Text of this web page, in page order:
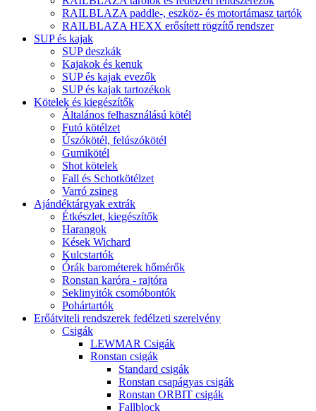
RAILBLAZA paddle-, eszköz- és motortámasz tartók
RAILBLAZA HEXX erősített rögzítő rendszer
SUP és kajak
SUP deszkák
Kajakok és kenuk
SUP és kajak evezők
SUP és kajak tartozékok
Kötelek és kiegészítők
Általános felhasználású kötél
Futó kötélzet
Úszókötél, felúszókötél
Gumikötél
Shot kötelek
Fall és Schotkötélzet
Varró zsineg
Ajándéktárgyak extrák
Étkészlet, kiegészítők
Harangok
Kések Wichard
Kulcstartók
Órák barométerek hőmérők
Ronstan karóra - rajtóra
Seklinyitók csomóbontók
Pohártartók
Erőátviteli rendszerek fedélzeti szerelvény
Csigák
LEWMAR Csigák
Ronstan csigák
Standard csigák
Ronstan csapágyas csigák
Ronstan ORBIT csigák
Fallblock